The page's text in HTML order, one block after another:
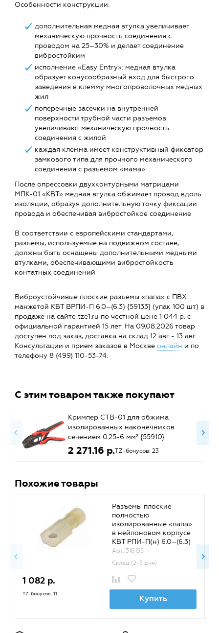
Особенности конструкции:
дополнительная медная втулка увеличивает
механическую прочность соединения с
проводом на 25–30% и делает соединение
вибростойким
исполнение «Easy Entry»: медная втулка
образует конусообразный вход для быстрого
заведения в клемму многопроволочных медных
жил
поперечные засечки на внутренней
поверхности трубной части разъемов
увеличивают механическую прочность
соединения с жилой
каждая клемма имеет конструктивный фиксатор
замкового типа для прочного механического
соединения с разъемом «мама»
После опрессовки двухконтурными матрицами
МПК-01 «КВТ» медная втулка обжимает провод вдоль
изоляции, образуя дополнительную точку фиксации
провода и обеспечивая вибростойкое соединение
В соответствии с европейскими стандартами,
разъемы, используемые на подвижном составе,
должны быть оснащены дополнительными медными
втулками, обеспечивающими вибростойкость
контатных соединений
Виброустойчивые плоские разъемы «папа» с ПВХ
манжетой КВТ ВРПИ-П 6.0–(6.3) {59133} (упак 100 шт) в
продаже на сайте tze1.ru по честной цене 1 044 р. с
официальной гарантией 15 лет. На 09.08.2026 товар
доступен под заказ, доставка на склад 12 авг - 13 авг.
Консультации и прием заказов в Москве онлайн и по
телефону 8 (499) 110-53-74.
С этим товаром также покупают
Кримпер СТВ-01 для обжима
изолированных наконечников
сечением 0.25-6 мм² {55910}
2 271.16 р.TZ-бонусов: 23
Похожие товары
Разъемы плоские
полностью
изолированные «папа»
в нейлоновом корпусе
КВТ РПИ-П(н) 6.0–(6.3)
{56748} (упак 100 шт)
Арт. 316155
Склад (2-3 дня)
1 082 р.
TZ-бонусов: 11 Купить